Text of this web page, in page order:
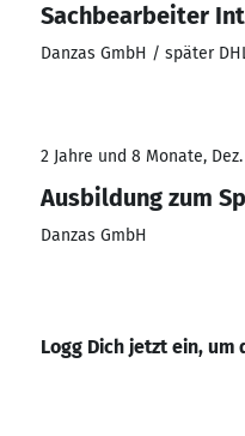
Sachbearbeiter
Danzas GmbH / später
2 Jahre und 8 Monate, Dez.
Ausbildung zum
Danzas GmbH
Logg Dich jetzt ein, um